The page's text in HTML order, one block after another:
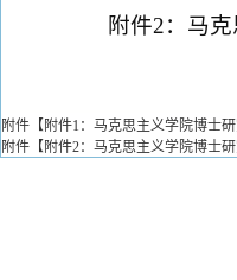
附件2：马
附件【 附件1：马克思主义学院博士
附件【 附件2：马克思主义学院博士